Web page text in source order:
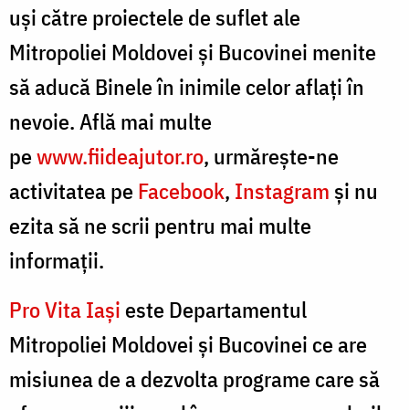
uși către proiectele de suflet ale
Mitropoliei Moldovei și Bucovinei menite
să aducă Binele în inimile celor aflați în
nevoie.Află mai multe
pewww.fiideajutor.ro, urmăreşte-ne
activitatea peFacebook, Instagramşi nu
ezita să ne scrii pentru mai multe
informații.
Pro Vita Iași este Departamentul
Mitropoliei Moldovei și Bucovinei ce are
misiunea de a dezvolta programe care să